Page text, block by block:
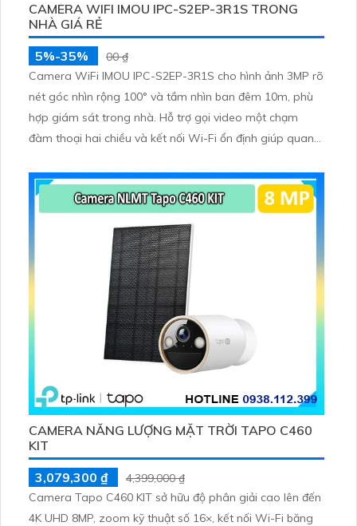
CAMERA WIFI IMOU IPC-S2EP-3R1S TRONG
NHÀ GIÁ RẺ
5%-35%
00 ₫
Camera WiFi IMOU IPC-S2EP-3R1S cho hình ảnh 3MP rõ
nét góc nhìn rộng 100° và tầm nhìn ban đêm 10m, phù
hợp giám sát trong nhà. Hỗ trợ gọi video một chạm
đàm thoại hai chiều và kết nối Wi-Fi ổn định giúp quan
256GB hoặc lưu đám mây dễ lắp đặt cho gia đình và văn
phòng nhỏ.
CAMERA NĂNG LƯỢNG MẶT TRỜI TAPO C460
KIT
3,079,300 ₫
4,399,000 ₫
Camera Tapo C460 KIT sở hữu độ phân giải cao lên đến
4K UHD 8MP, zoom kỹ thuật số 16×, kết nối Wi-Fi băng